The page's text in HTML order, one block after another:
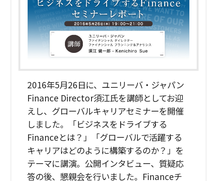
2016年5月26日に、ユニリーバ・ジャパン
Finance Director須江氏を講師としてお迎
えし、グローバルキャリアセミナーを開催
しました。「ビジネスをドライブする
Financeとは？」「グローバルで活躍する
キャリアはどのように構築するのか？」を
テーマに講演。公開インタビュー、質疑応
答の後、懇親会を行いました。Financeチ